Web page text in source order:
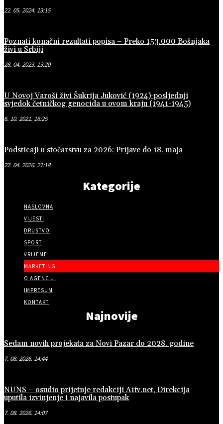
22. 05. 2024. 13:15
Poznati konačni rezultati popisa – Preko 153.000 Bošnjaka
živi u Srbiji
28. 04. 2023. 13:20
U Novoj Varoši živi Šukrija Juković (1924)-posljednji
svjedok četničkog genocida u ovom kraju (1941-1945)
6. 10. 2021. 16:25
Podsticaji u stočarstvu za 2026: Prijave do 18. maja
22. 04. 2026. 21:18
Kategorije
NASLOVNA
VIJESTI
DRUŠTVO
SPORT
VRIJEME
MARKETING
O AGENCIJI
IMPRESUM
KONTAKT
Najnovije
Sedam novih projekata za Novi Pazar do 2028. godine
7. 08. 2026. 14:44
NUNS – osudio prijetnje redakciji A1tv.net, Direkcija
uputila izvinjenje i najavila postupak
7. 08. 2026. 14:07